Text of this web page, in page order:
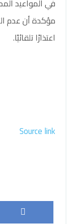
في المواعيد
مؤكدة أن عدم
اعتذارًا تلقائيًا.
Source link